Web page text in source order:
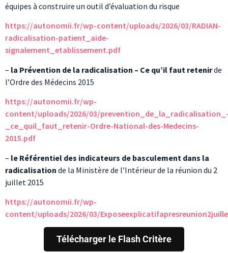
équipes à construire un outil d’évaluation du risque
https://autonomii.fr/wp-content/uploads/2026/03/RADIAN-
radicalisation-patient_aide-
signalement_etablissement.pdf
– la Prévention de la radicalisation – Ce qu’il faut retenirde
l’Ordre des Médecins 2015
https://autonomii.fr/wp-
content/uploads/2026/03/
_ce_quil_faut_retenir-Ordre-National-des-Medecins-
2015.pdf
– le Référentiel des indicateurs de basculement dans la
radicalisation de la Ministère de l’Intérieur de la réunion du 2
juillet 2015
https://autonomii.fr/wp-
content/uploads/2026/03/
Télécharger le Flash Critère